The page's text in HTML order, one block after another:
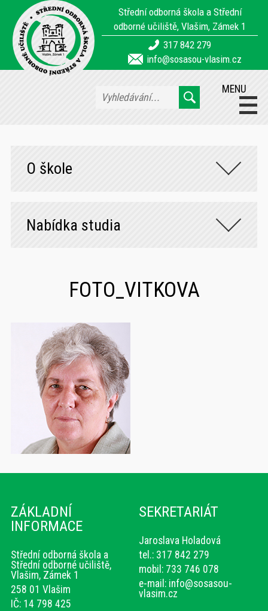
Střední odborná škola a Střední
odborné učiliště, Vlašim, Zámek 1
317 842 279
info@sosasou-vlasim.cz
MENU
O škole
Nabídka studia
FOTO_VITKOVA
ZÁKLADNÍ
INFORMACE
Střední odborná škola a
Střední odborné učiliště,
Vlašim, Zámek 1
258 01 Vlašim
IČ: 14 798 425
SEKRETARIÁT
Jaroslava Holadová
tel.: 317 842 279
mobil: 733 746 078
e-mail: info@sosasou-
vlasim.cz